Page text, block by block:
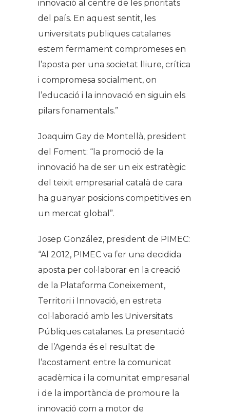
innovació al centre de les prioritats
del país. En aquest sentit, les
universitats publiques catalanes
estem fermament compromeses en
l’aposta per una societat lliure, crítica
i compromesa socialment, on
l’educació i la innovació en siguin els
pilars fonamentals.”
Joaquim Gay de Montellà, president
del Foment: “la promoció de la
innovació ha de ser un eix estratègic
del teixit empresarial català de cara
ha guanyar posicions competitives en
un mercat global”.
Josep González, president de PIMEC:
“Al 2012, PIMEC va fer una decidida
aposta per col·laborar en la creació
de la Plataforma Coneixement,
Territori i Innovació, en estreta
col·laboració amb les Universitats
Públiques catalanes. La presentació
de l’Agenda és el resultat de
l’acostament entre la comunicat
acadèmica i la comunitat empresarial
i de la importància de promoure la
innovació com a motor de